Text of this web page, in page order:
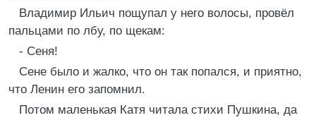
Владимир Ильич пощупал у него волосы, провёл
пальцами по лбу, по щекам:
- Сеня!
Сене было и жалко, что он так попался, и приятно,
что Ленин его запомнил.
Потом маленькая Катя читала стихи Пушкина, да